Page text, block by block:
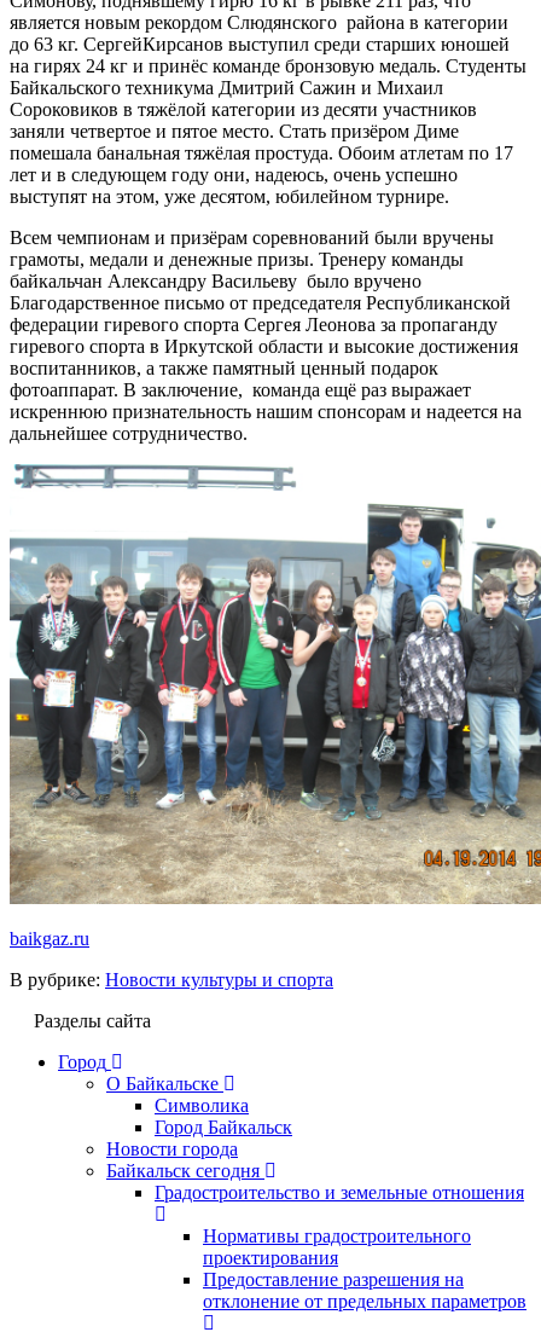
является новым рекордом Слюдянского района в категории
до 63 кг. СергейКирсанов выступил среди старших юношей
на гирях 24 кг и принёс команде бронзовую медаль. Студенты
Байкальского техникума Дмитрий Сажин и Михаил
Сороковиков в тяжёлой категории из десяти участников
заняли четвертое и пятое место. Стать призёром Диме
помешала банальная тяжёлая простуда. Обоим атлетам по 17
лет и в следующем году они, надеюсь, очень успешно
выступят на этом, уже десятом, юбилейном турнире.
Всем чемпионам и призёрам соревнований были вручены
грамоты, медали и денежные призы. Тренеру команды
байкальчан Александру Васильеву было вручено
Благодарственное письмо от председателя Республиканской
федерации гиревого спорта Сергея Леонова за пропаганду
гиревого спорта в Иркутской области и высокие достижения
воспитанников, а также памятный ценный подарок
фотоаппарат. В заключение, команда ещё раз выражает
искреннюю признательность нашим спонсорам и надеется на
дальнейшее сотрудничество.
baikgaz.ru
В рубрике: Новости культуры и спорта
Разделы сайта
Город
О Байкальске
Символика
Город Байкальск
Новости города
Байкальск сегодня
Градостроительство и земельные отношения
Нормативы градостроительного
проектирования
Предоставление разрешения на
отклонение от предельных параметров